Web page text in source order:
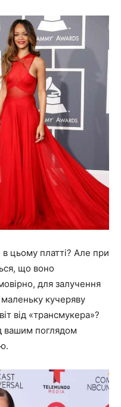
цьому платті? Але при
що воно
для залучення
маленьку кучеряву
від «трансмукера»?
вашим поглядом